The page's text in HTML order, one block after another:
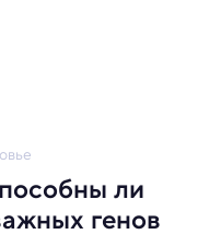
ли
генов